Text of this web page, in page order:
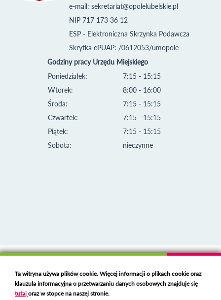
e-mail: sekretariat@opolelubelskie.pl
NIP 717 173 36 12
ESP - Elektroniczna Skrzynka Podawcza
Skrytka ePUAP: /0612053/umopole
Godziny pracy Urzędu Miejskiego
Poniedziałek:
Wtorek:
Środa:
Czwartek:
Piątek:
Sobota:
7:15 - 15:15
8:00 - 16:00
7:15 - 15:15
7:15 - 15:15
7:15 - 15:15
nieczynne
Deklaracja dostępności
Polski serwer RBLhttps://polspam.pl/
Ta witryna używa plików cookie. Więcej informacji o plikach cookie oraz
klauzula informacyjna o przetwarzaniu danych osobowych znajduje się
tutajoraz w stopce na naszej stronie.